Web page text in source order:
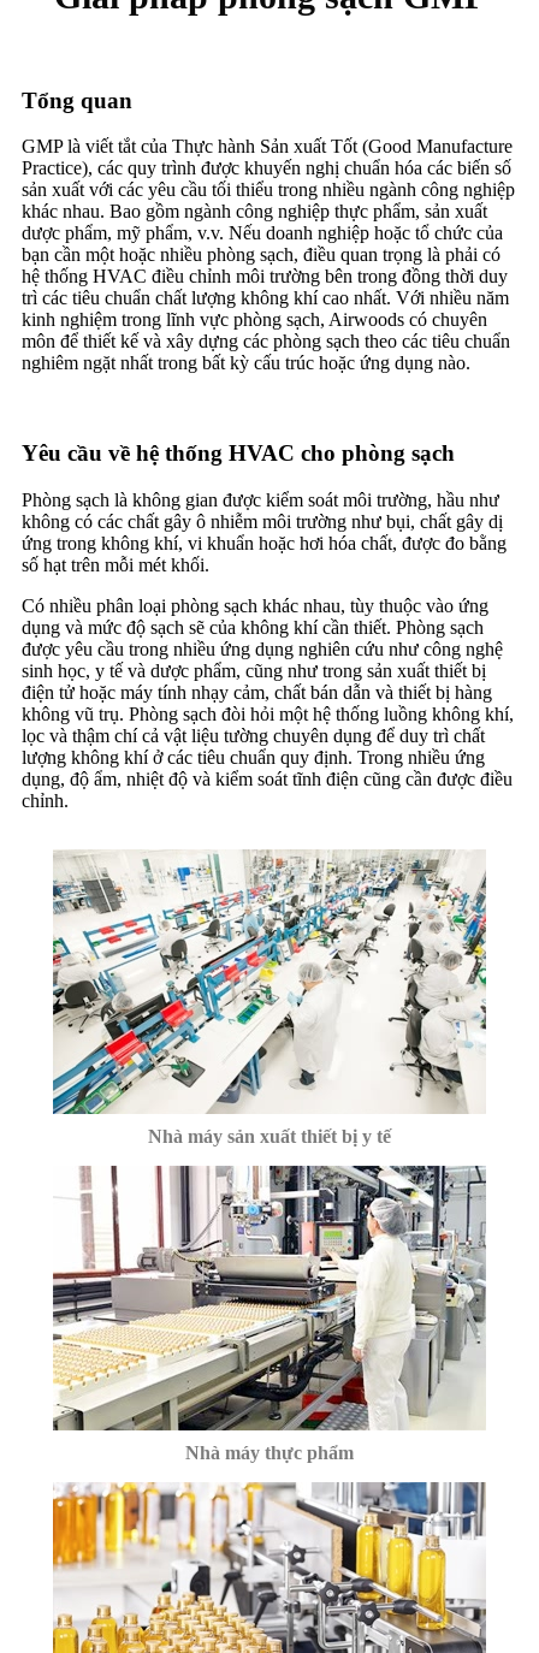
Tổng quan
GMP là viết tắt của Thực hành Sản xuất Tốt (Good Manufacture
Practice), các quy trình được khuyến nghị chuẩn hóa các biến số
sản xuất với các yêu cầu tối thiểu trong nhiều ngành công nghiệp
khác nhau. Bao gồm ngành công nghiệp thực phẩm, sản xuất
dược phẩm, mỹ phẩm, v.v. Nếu doanh nghiệp hoặc tổ chức của
bạn cần một hoặc nhiều phòng sạch, điều quan trọng là phải có
hệ thống HVAC điều chỉnh môi trường bên trong đồng thời duy
trì các tiêu chuẩn chất lượng không khí cao nhất. Với nhiều năm
kinh nghiệm trong lĩnh vực phòng sạch, Airwoods có chuyên
môn để thiết kế và xây dựng các phòng sạch theo các tiêu chuẩn
nghiêm ngặt nhất trong bất kỳ cấu trúc hoặc ứng dụng nào.
Yêu cầu về hệ thống HVAC cho phòng sạch
Phòng sạch là không gian được kiểm soát môi trường, hầu như
không có các chất gây ô nhiễm môi trường như bụi, chất gây dị
ứng trong không khí, vi khuẩn hoặc hơi hóa chất, được đo bằng
số hạt trên mỗi mét khối.
Có nhiều phân loại phòng sạch khác nhau, tùy thuộc vào ứng
dụng và mức độ sạch sẽ của không khí cần thiết. Phòng sạch
được yêu cầu trong nhiều ứng dụng nghiên cứu như công nghệ
sinh học, y tế và dược phẩm, cũng như trong sản xuất thiết bị
điện tử hoặc máy tính nhạy cảm, chất bán dẫn và thiết bị hàng
không vũ trụ. Phòng sạch đòi hỏi một hệ thống luồng không khí,
lọc và thậm chí cả vật liệu tường chuyên dụng để duy trì chất
lượng không khí ở các tiêu chuẩn quy định. Trong nhiều ứng
dụng, độ ẩm, nhiệt độ và kiểm soát tĩnh điện cũng cần được điều
chỉnh.
Nhà máy sản xuất thiết bị y tế
Nhà máy thực phẩm